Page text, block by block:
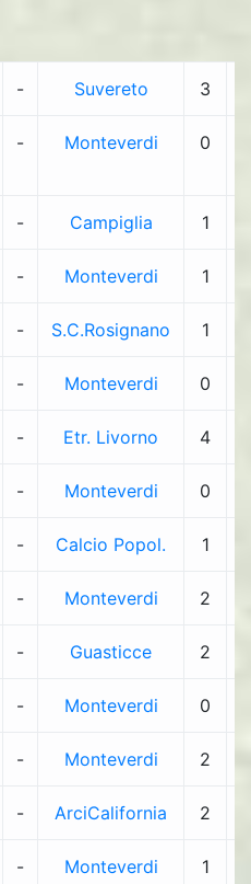
- Suvereto 3
- Monteverdi 0
- Campiglia 1
- Monteverdi 1
- S.C.Rosignano 1
- Monteverdi 0
- Etr. Livorno 4
- Monteverdi 0
- Calcio Popol. 1
- Monteverdi 2
- Guasticce 2
- Monteverdi 0
- Monteverdi 2
- ArciCalifornia 2
- Monteverdi 1